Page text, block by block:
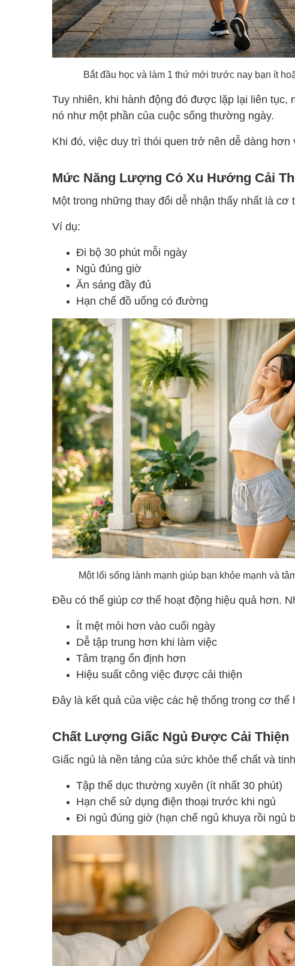
Bắt đầu học và làm 1 thứ mới trước nay bạn ít
Tuy nhiên, khi hành động đó được lặp lại liên tục,
nó như một phần của cuộc sống thường ngày.
Khi đó, việc duy trì thói quen trở nên dễ dàng
Mức Năng Lượng Có Xu Hướng Cải
Một trong những thay đổi dễ nhận thấy nhất là
Ví dụ:
Đi bộ 30 phút mỗi ngày
Ngủ đúng giờ
Ăn sáng đầy đủ
Hạn chế đồ uống có đường
Một lối sống lành mạnh giúp bạn khỏe mạnh và
Đều có thể giúp cơ thể hoạt động hiệu quả hơn.
Ít mệt mỏi hơn vào cuối ngày
Dễ tập trung hơn khi làm việc
Tâm trạng ổn định hơn
Hiệu suất công việc được cải thiện
Đây là kết quả của việc các hệ thống trong cơ
Chất Lượng Giấc Ngủ Được Cải Thiện
Giấc ngủ là nền tảng của sức khỏe thể chất và
Tập thể dục thường xuyên (ít nhất 30 phút)
Hạn chế sử dụng điện thoại trước khi ngủ
Đi ngủ đúng giờ (hạn chế ngủ khuya rồi ngủ